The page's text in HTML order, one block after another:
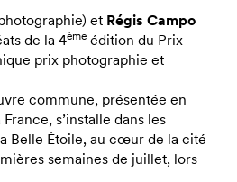
et Régis Campo
de la 4ème édition du Prix
prix photographie et
commune, présentée en
s’installe dans les
Belle Étoile, au cœur de la cité
semaines de juillet, lors